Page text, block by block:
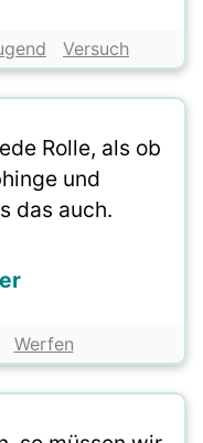
Versuch
Rolle, als ob
und
das auch.
Werfen